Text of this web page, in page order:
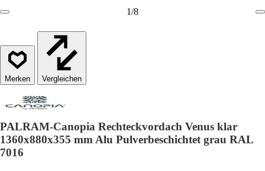
1/8
Vergleichen
PALRAM-Canopia Rechteckvordach Venus klar
1360x880x355 mm Alu Pulverbeschichtet grau RAL
7016